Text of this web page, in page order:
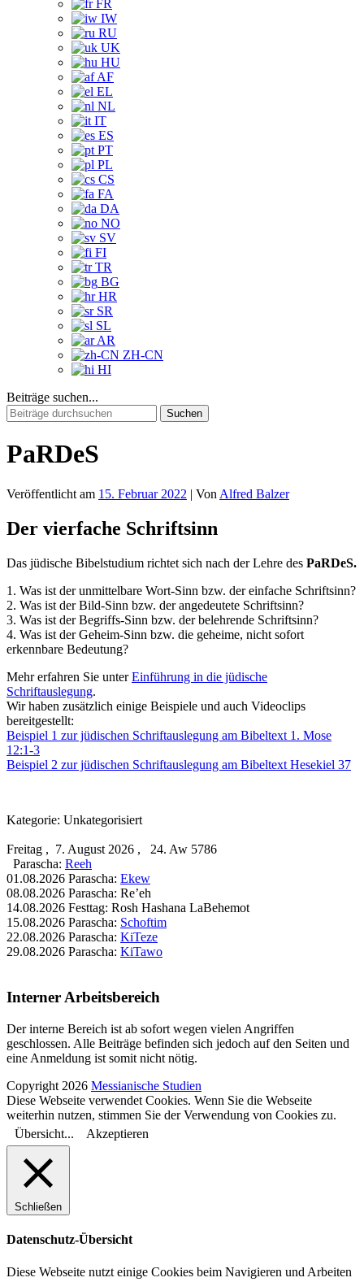
FR
IW
RU
UK
HU
AF
EL
NL
IT
ES
PT
PL
CS
FA
DA
NO
SV
FI
TR
BG
HR
SR
SL
AR
ZH-CN
HI
Beiträge suchen...
Suchen
nach:
PaRDeS
Veröffentlicht am 15. Februar 2022 | Von Alfred Balzer
Der vierfache Schriftsinn
Das jüdische Bibelstudium richtet sich nach der Lehre des PaRDeS.
1. Was ist der unmittelbare Wort-Sinn bzw. der einfache Schriftsinn?
2. Was ist der Bild-Sinn bzw. der angedeutete Schriftsinn?
3. Was ist der Begriffs-Sinn bzw. der belehrende Schriftsinn?
4. Was ist der Geheim-Sinn bzw. die geheime, nicht sofort
erkennbare Bedeutung?
Mehr erfahren Sie unterEinführung in die jüdische
Schriftauslegung.
Wir haben zusätzlich einige Beispiele und auch Videoclips
bereitgestellt:
Beispiel 1 zur jüdischen Schriftauslegung am Bibeltext 1. Mose
12:1-3
Beispiel 2 zur jüdischen Schriftauslegung am Bibeltext Hesekiel 37
Kategorie: Unkategorisiert
Freitag , 7. August 2026 , 24. Aw 5786
Parascha: Reeh
01.08.2026 Parascha: Ekew
08.08.2026 Parascha: Re’eh
14.08.2026 Festtag: Rosh Hashana LaBehemot
15.08.2026 Parascha: Schoftim
22.08.2026 Parascha: KiTeze
29.08.2026 Parascha: KiTawo
Interner Arbeitsbereich
Der interne Bereich ist ab sofort wegen vielen Angriffen
geschlossen. Alle Beiträge befinden sich jedoch auf den Seiten und
eine Anmeldung ist somit nicht nötig.
Copyright 2026 Messianische Studien
Diese Webseite verwendet Cookies. Wenn Sie die Webseite
weiterhin nutzen, stimmen Sie der Verwendung von Cookies zu.
Übersicht...
Akzeptieren
Schließen
Datenschutz-Übersicht
Diese Webseite nutzt einige Cookies beim Navigieren und Arbeiten